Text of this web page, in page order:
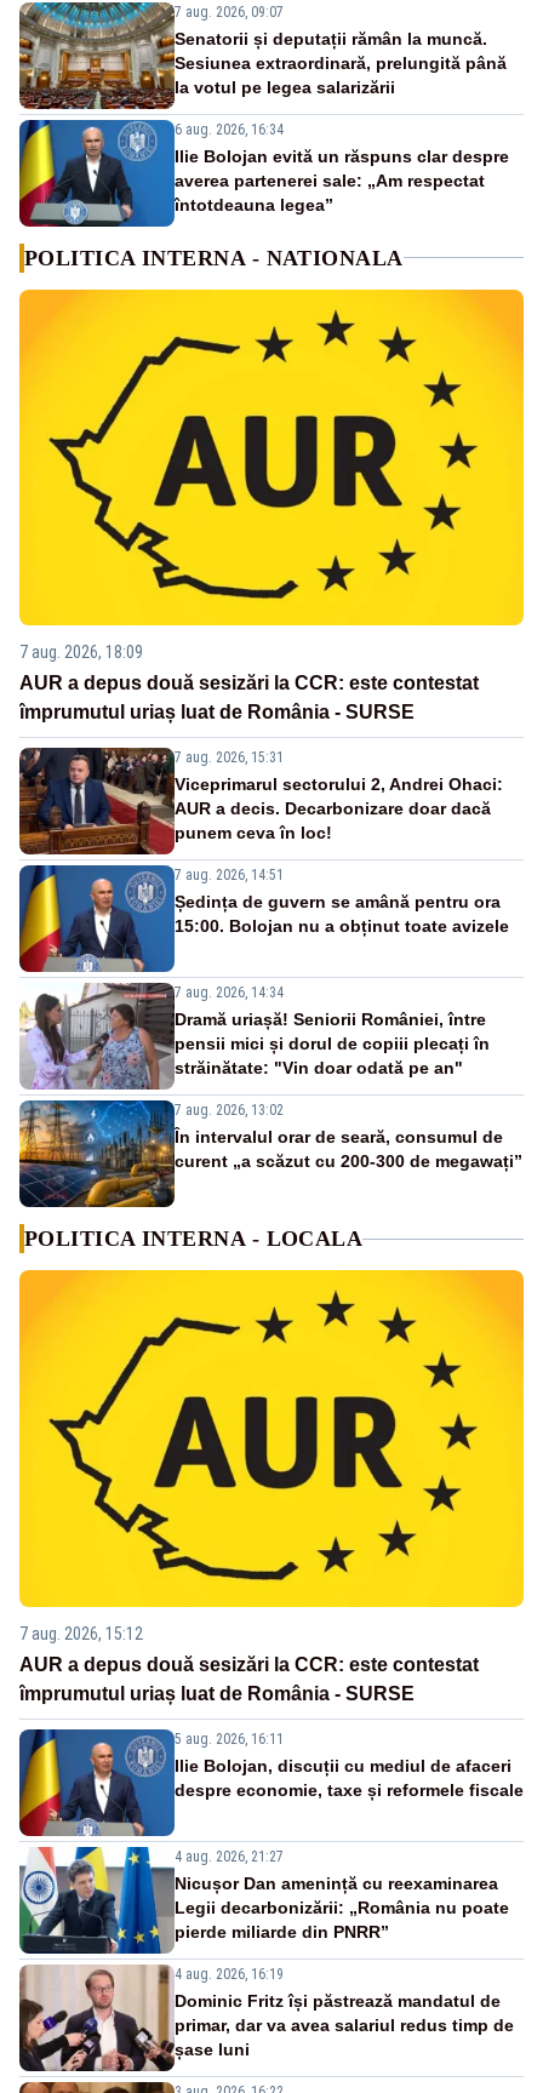
7 aug. 2026, 09:07
Senatorii și deputații rămân la muncă.
Sesiunea extraordinară, prelungită până
la votul pe legea salarizării
6 aug. 2026, 16:34
Ilie Bolojan evită un răspuns clar despre
averea partenerei sale: „Am respectat
întotdeauna legea”
POLITICA INTERNA - NATIONALA
7 aug. 2026, 18:09
AUR a depus două sesizări la CCR: este contestat
împrumutul uriaș luat de România - SURSE
7 aug. 2026, 15:31
Viceprimarul sectorului 2, Andrei Ohaci:
AUR a decis. Decarbonizare doar dacă
punem ceva în loc!
7 aug. 2026, 14:51
Ședința de guvern se amână pentru ora
15:00. Bolojan nu a obținut toate avizele
7 aug. 2026, 14:34
Dramă uriașă! Seniorii României, între
pensii mici și dorul de copiii plecați în
străinătate: "Vin doar odată pe an"
7 aug. 2026, 13:02
În intervalul orar de seară, consumul de
curent „a scăzut cu 200-300 de megawați”
POLITICA INTERNA - LOCALA
7 aug. 2026, 15:12
AUR a depus două sesizări la CCR: este contestat
împrumutul uriaș luat de România - SURSE
5 aug. 2026, 16:11
Ilie Bolojan, discuții cu mediul de afaceri
despre economie, taxe și reformele fiscale
4 aug. 2026, 21:27
Nicușor Dan amenință cu reexaminarea
Legii decarbonizării: „România nu poate
pierde miliarde din PNRR”
4 aug. 2026, 16:19
Dominic Fritz își păstrează mandatul de
primar, dar va avea salariul redus timp de
șase luni